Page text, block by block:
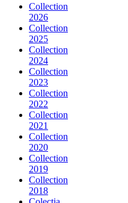
Collection
2026
Collection
2025
Collection
2024
Collection
2023
Collection
2022
Collection
2021
Collection
2020
Collection
2019
Collection
2018